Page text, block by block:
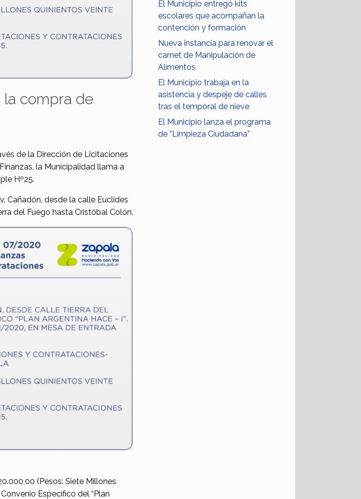
la compra de
de la Dirección de Licitaciones
la Municipalidad llama a
Hº25.
Cañadón, desde la calle Euclides
del Fuego hasta Cristóbal Colón.
(Pesos: Siete Millones
Específico del “Plan
El Municipio entregó kits
escolares que acompañan la
contención y formación
Nueva instancia para renovar el
carnet de Manipulación de
Alimentos
El Municipio trabaja en la
asistencia y despeje de calles
tras el temporal de nieve
El Municipio lanza el programa
de “Limpieza Ciudadana”